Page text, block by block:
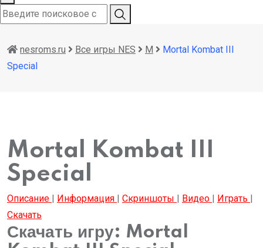
nesroms.ru Все игры NES M
Mortal Kombat III
Special
Mortal Kombat III
Special
Описание | Информация | Скриншоты | Видео | Играть |
Скачать
Скачать игру: Mortal